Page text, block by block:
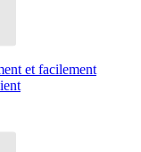
et facilement